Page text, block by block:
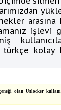
kolay
olan Unlocker